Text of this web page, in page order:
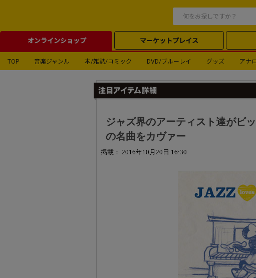
オンラインショップ マーケットプレイス
TOP 音楽ジャンル 本/雑誌/コミック DVD/ブルーレイ グッズ アナ
ジャズ界のアーティスト達がビ
の名曲をカヴァー
掲載： 2016年10月20日 16:30